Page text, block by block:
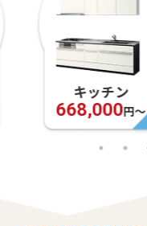
キッチン
668,000円〜